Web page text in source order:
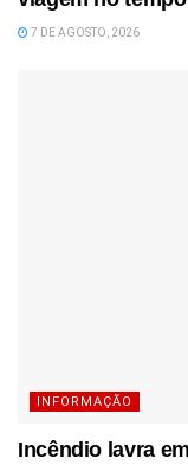
7 DE AGOSTO, 2026
INFORMAÇÃO
Incêndio lavra